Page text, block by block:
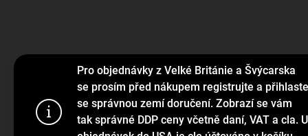
Tento web
webu
Pro objednávky z Velké Británie a Švýcarska
se prosím před nákupem registrujte a přihlaste
se správnou zemí doručení. Zobrazí se vám
tak správné DDP ceny včetně daní, VAT a cla. U